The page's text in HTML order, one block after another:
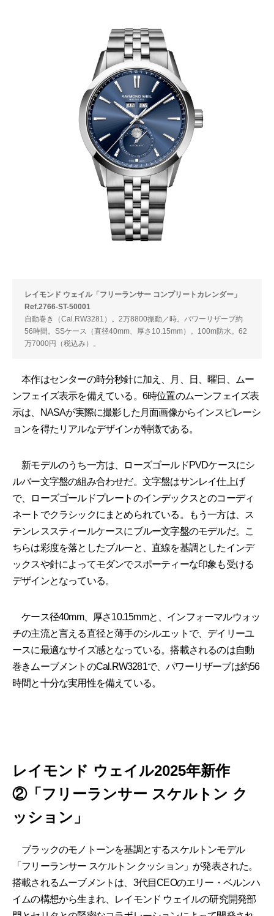
レイモンド ウェイル「フリーランサー コンプリートカレンダー」
Ref.2766-ST-50001
自動巻き（Cal.RW3281）。2万8800振動／時。パワーリザーブ約
56時間。SSケース（直径40mm、厚さ10.15mm）。100m防水。62
万7000円（税込み）。
本作はセンターの時分秒針に加え、月、日、曜日、ムー
ンフェイズ表示を備えている。6時位置のムーンフェイズ表
示は、NASAが実際に撮影した月面画像からインスピレーシ
ョンを得たリアルなデザインが特徴である。
新モデルのうち一方は、ローズゴールドPVDケースにシ
ルバー文字盤の組み合わせだ。文字盤はサンレイ仕上げ
で、ローズゴールドプレートのインデックスとのコーディ
ネートでクラシックにまとめられている。もう一方は、ス
テンレススティールケースにブルー文字盤のモデルだ。こ
ちらは彩度を落としたブルーと、直線を基調としたインデ
ックスや針によってモダンでスポーティーな印象も受ける
デザインとなっている。
ケース径40mm、厚さ10.15mmと、インフォーマルウォッ
チの主流と言える直径と薄手のシルエットで、デイリーユ
ースに最適なサイズ感となっている。搭載されるのは自動
巻きムーブメントのCal.RW3281で、パワーリザーブは約56
時間と十分な実用性を備えている。
レイモンド ウェイル2025年新作
②「フリーランサー スケルトン ク
ッション」
ブラックのモノトーンを基調とするスケルトンモデル
「フリーランサー スケルトン クッション」が発表された。
搭載されるムーブメントは、3代目CEOのエリー・ベルンハ
イムの構想から生まれ、レイモンド ウェイルの研究開発部